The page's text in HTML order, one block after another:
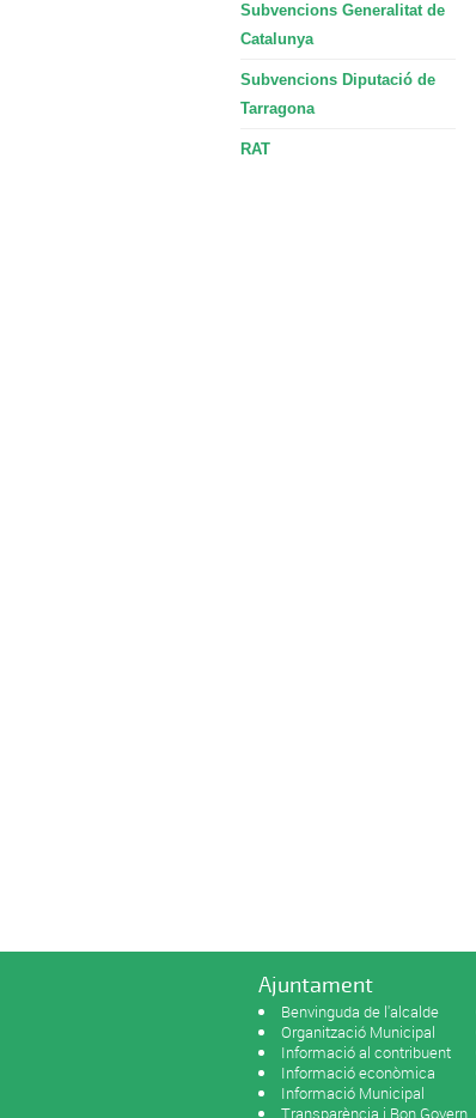
Subvencions Generalitat de
Catalunya
Subvencions Diputació de
Tarragona
RAT
Ajuntament
Benvinguda de l'alcalde
Organització Municipal
Informació al contribuent
Informació econòmica
Informació Municipal
Transparència i Bon Govern